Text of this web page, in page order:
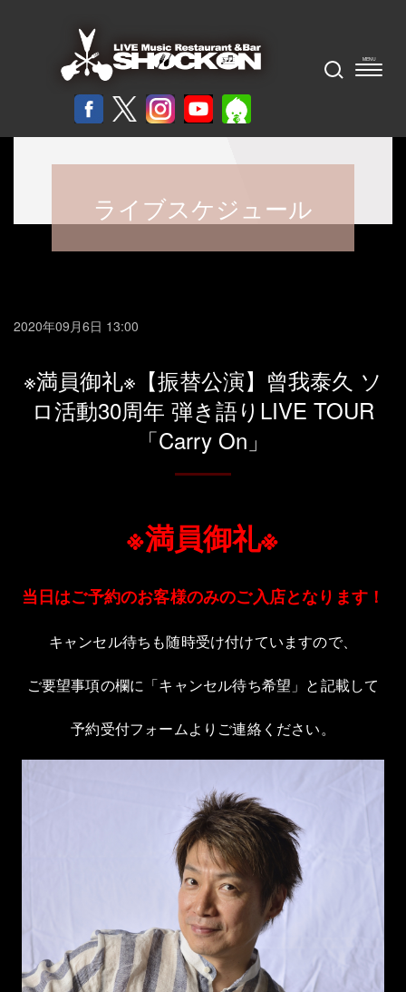
ライブスケジュール
2020年09月6日 13:00
※満員御礼※【振替公演】曾我泰久 ソ
ロ活動30周年 弾き語りLIVE TOUR
「Carry On」
※満員御礼※
当日はご予約のお客様のみのご入店となります！
キャンセル待ちも随時受け付けていますので、
ご要望事項の欄に「キャンセル待ち希望」と記載して
予約受付フォームよりご連絡ください。